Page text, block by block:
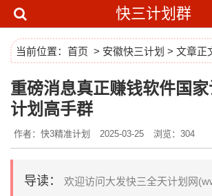
快三计划群
当前位置： 首页 > 安徽快三计划 > 文章正
重磅消息真正赚钱软件国
计划高手群
作者：快3精准计划 2025-03-25 浏览：304
导读：
欢迎访问大发快三全天计划网